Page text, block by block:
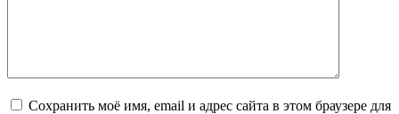
Сохранить моё имя, email и адрес сайта в этом браузере для